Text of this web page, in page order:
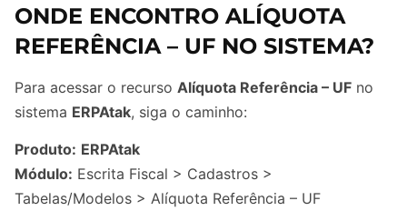
ONDE ENCONTRO ALÍQUOTA
REFERÊNCIA – UF NO SISTEMA?
Para acessar o recurso Alíquota Referência – UF no
sistema ERPAtak, siga o caminho:
Produto: ERPAtak
Módulo: Escrita Fiscal > Cadastros >
Tabelas/Modelos > Alíquota Referência – UF